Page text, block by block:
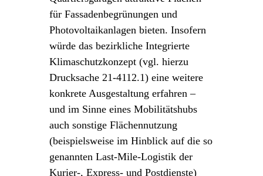
für Fassadenbegrünungen und
Photovoltaikanlagen bieten. Insofern
würde das bezirkliche Integrierte
Klimaschutzkonzept (vgl. hierzu
Drucksache 21-4112.1) eine weitere
konkrete Ausgestaltung erfahren –
und im Sinne eines Mobilitätshubs
auch sonstige Flächennutzung
(beispielsweise im Hinblick auf die so
genannten Last-Mile-Logistik der
Kurier-, Express- und Postdienste)